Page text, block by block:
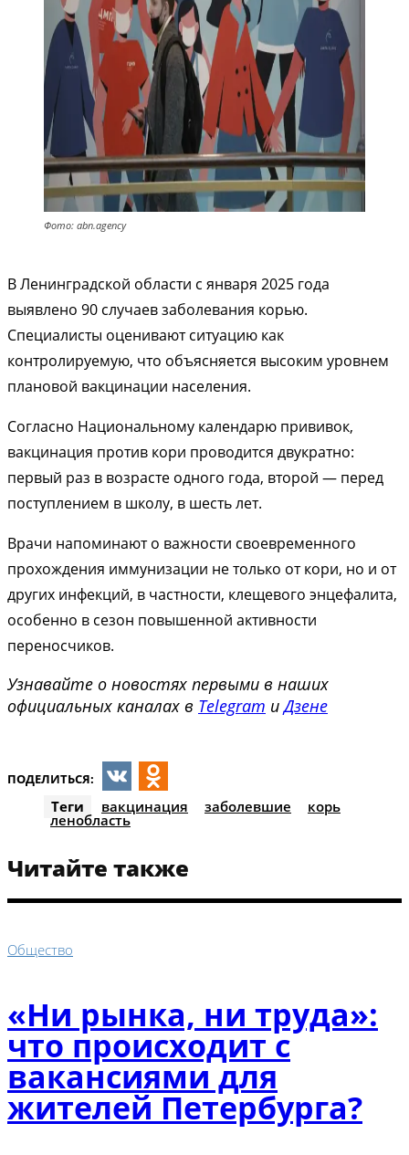
Фото: abn.agency
В Ленинградской области с января 2025 года
выявлено 90 случаев заболевания корью.
Специалисты оценивают ситуацию как
контролируемую, что объясняется высоким уровнем
плановой вакцинации населения.
Согласно Национальному календарю прививок,
вакцинация против кори проводится двукратно:
первый раз в возрасте одного года, второй — перед
поступлением в школу, в шесть лет.
Врачи напоминают о важности своевременного
прохождения иммунизации не только от кори, но и от
других инфекций, в частности, клещевого энцефалита,
особенно в сезон повышенной активности
переносчиков.
Узнавайте о новостях первыми в наших
официальных каналах в Telegram иДзене
ПОДЕЛИТЬСЯ:
VKOdnoklassniki
Теги вакцинация заболевшие корь
ленобласть
Читайте также
Общество
«Ни рынка, ни труда»:
что происходит с
вакансиями для
жителей Петербурга?